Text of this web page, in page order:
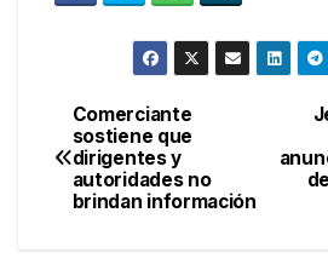
Navegación
de
Comerciante
sostiene que
dirigentes y
autoridades no
brindan información